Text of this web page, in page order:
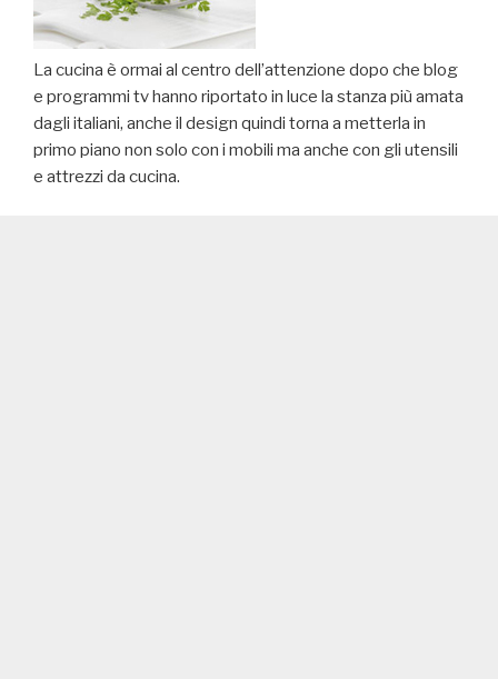
La cucina è ormai al centro dell’attenzione dopo che blog
e programmi tv hanno riportato in luce la stanza più amata
dagli italiani, anche il design quindi torna a metterla in
primo piano non solo con i mobili ma anche con gli utensili
e attrezzi da cucina.